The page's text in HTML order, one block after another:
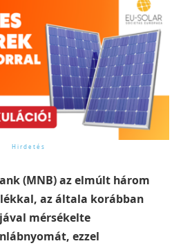
(MNB) az elmúlt három
az általa korábban
mérsékelte
ezzel